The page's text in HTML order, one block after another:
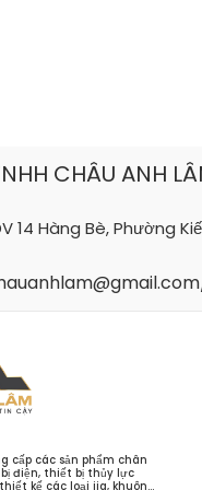
CHÂU ANH
14 Hàng Bè, Phường
cấp các sản phẩm chân
điện, thiết bị thủy lực
kế các loại jig, khuôn...